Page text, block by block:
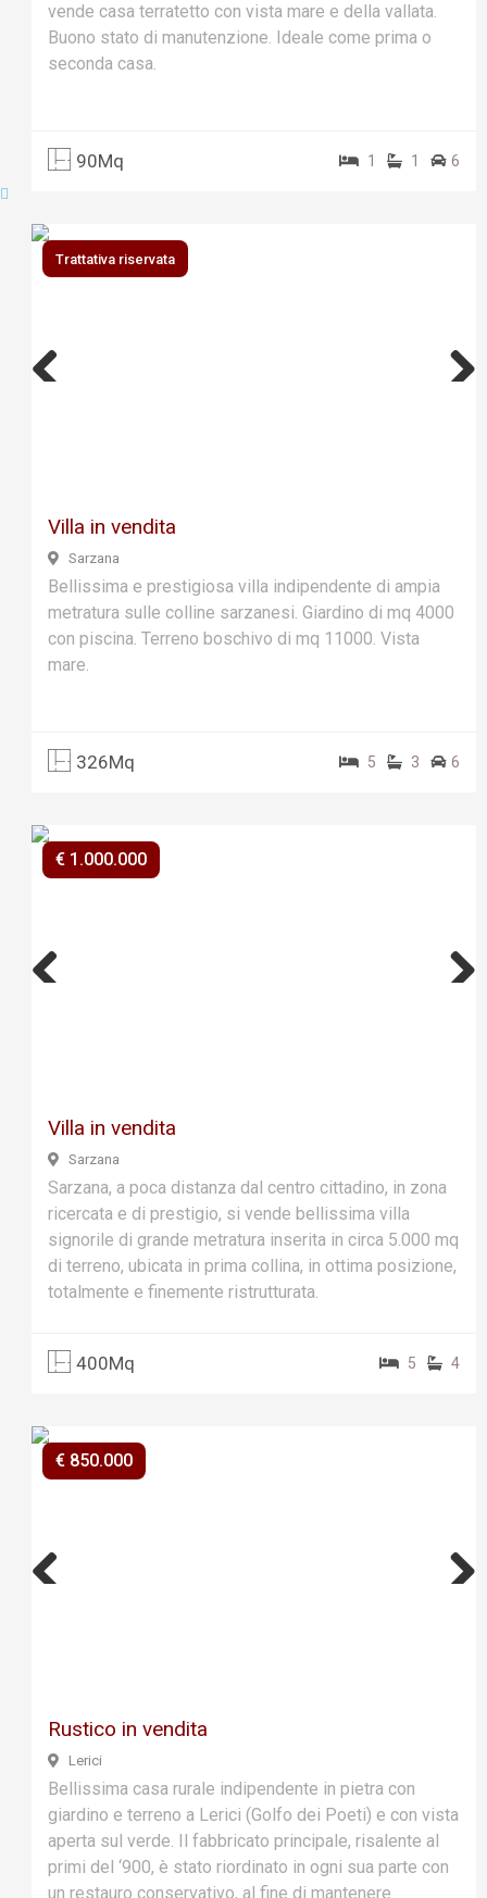
vende casa terratetto con vista mare e della vallata.
Buono stato di manutenzione. Ideale come prima o
seconda casa.
90Mq 1 1 6
Trattativa riservata
Villa in vendita
Sarzana
Bellissima e prestigiosa villa indipendente di ampia
metratura sulle colline sarzanesi. Giardino di mq 4000
con piscina. Terreno boschivo di mq 11000. Vista
mare.
326Mq 5 3 6
€ 1.000.000
Villa in vendita
Sarzana
Sarzana, a poca distanza dal centro cittadino, in zona
ricercata e di prestigio, si vende bellissima villa
signorile di grande metratura inserita in circa 5.000 mq
di terreno, ubicata in prima collina, in ottima posizione,
totalmente e finemente ristrutturata.
400Mq 5 4
€ 850.000
Rustico in vendita
Lerici
Bellissima casa rurale indipendente in pietra con
giardino e terreno a Lerici (Golfo dei Poeti) e con vista
aperta sul verde. Il fabbricato principale, risalente al
primi del ‘900, è stato riordinato in ogni sua parte con
un restauro conservativo, al fine di mantenere